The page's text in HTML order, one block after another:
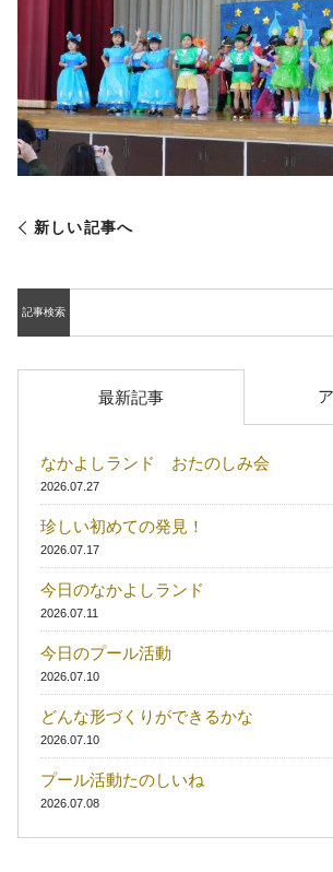
新しい記事へ
記事検索
最新記事
なかよしランド おたのしみ会
2026.07.27
珍しい初めての発見！
2026.07.17
今日のなかよしランド
2026.07.11
今日のプール活動
2026.07.10
どんな形づくりができるかな
2026.07.10
プール活動たのしいね
2026.07.08